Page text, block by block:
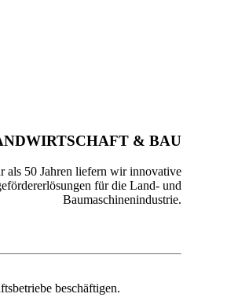
& BAU
als 50 Jahren liefern wir innovative
für die Land- und
Baumaschinenindustrie.
beschäftigen.